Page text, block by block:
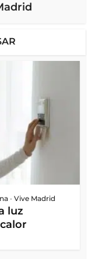
• Vive Madrid
luz